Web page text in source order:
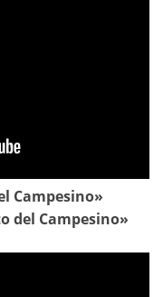
Campesino»
del Campesino»